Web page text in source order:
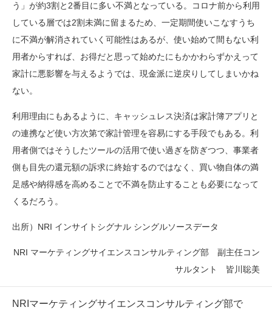
う」が約3割と 2番目に多い不満となっている。コロナ前から利用
している層では2割未満に留まるため、一定期間使いこなすうち
に不満が解消されていく可能性はあるが、使い始めて間もない利
用者からすれば、お得だと思って始めたにもかかわらずかえって
家計に悪影響を与えるようでは、現金派に逆戻りしてしまいかね
ない。
利用理由にもあるように、キャッシュレス決済は家計簿アプリと
の連携など使い方次第で家計管理を容易にする手段でもある。利
用者側ではそうしたツールの活用で使い過ぎを防ぎつつ、事業者
側も目先の還元額の訴求に終始するのではなく、買い物自体の満
足感や納得感を高めることで不満を防止することも必要になって
くるだろう。
出所） NRI インサイトシグナル シングルソースデータ
NRI マーケティングサイエンスコンサルティング部 副主任コン
サルタント 皆川聡美
NRIマーケティングサイエンスコンサルティング部で